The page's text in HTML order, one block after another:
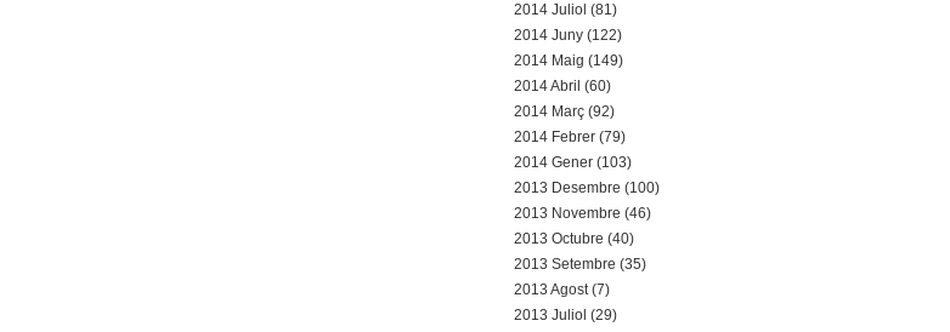
2014 Juliol (81)
2014 Juny (122)
2014 Maig (149)
2014 Abril (60)
2014 Març (92)
2014 Febrer (79)
2014 Gener (103)
2013 Desembre (100)
2013 Novembre (46)
2013 Octubre (40)
2013 Setembre (35)
2013 Agost (7)
2013 Juliol (29)